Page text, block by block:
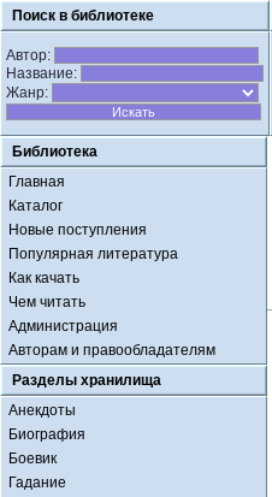
Поиск в библиотеке
Автор:
Название:
Жанр:
Библиотека
Главная
Каталог
Новые поступления
Популярная литература
Как качать
Чем читать
Администрация
Авторам и правообладателям
Разделы хранилища
Анекдоты
Биография
Боевик
Гадание